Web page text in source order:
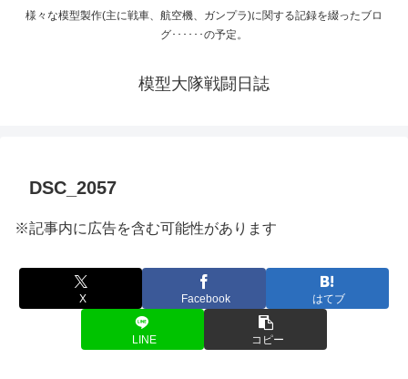
様々な模型製作(主に戦車、航空機、ガンプラ)に関する記録を綴ったブロ
グ･･････の予定。
模型大隊戦闘日誌
DSC_2057
※記事内に広告を含む可能性があります
X Facebook はてブ
LINE コピー